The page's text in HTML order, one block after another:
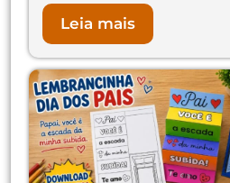
Leia mais